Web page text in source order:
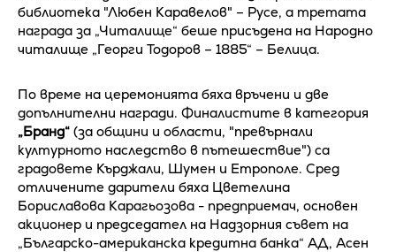
библиотека "Любен Каравелов" – Русе, а третата
награда за „Читалище“ беше присъдена на Народно
читалище „Георги Тодоров – 1885“ – Белица.
По време на церемонията бяха връчени и две
допълнителни награди. Финалистите в категория
„Бранд“ (за общини и области, "превърнали
културното наследство в пътешествие") са
градовете Кърджали, Шумен и Етрополе. Сред
отличените дарители бяха Цветелина
Бориславова Карагьозова - предприемач, основен
акционер и председател на Надзорния съвет на
„Българско-американска кредитна банка“ АД, Асен